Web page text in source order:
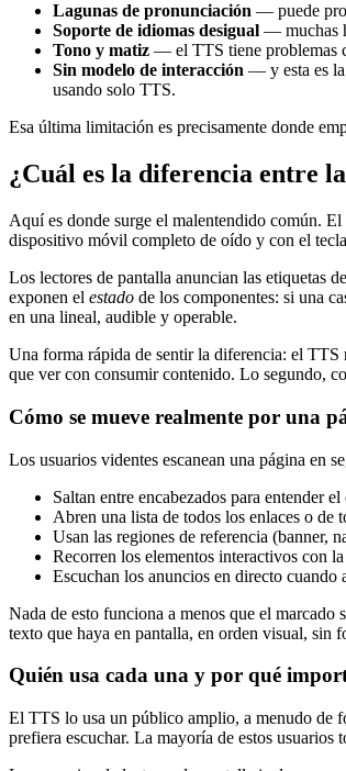
Lagunas de pronunciación — puede
Soporte de idiomas desigual — muchas
Tono y matiz — el TTS tiene problemas
Sin modelo de interacción — y esta es la
usando solo TTS.
Esa última limitación es precisamente donde
¿Cuál es la diferencia entre
Aquí es donde surge el malentendido común.
dispositivo móvil completo de oído y con el
Los lectores de pantalla anuncian las etiquetas
exponen el estado de los componentes: si una
en una lineal, audible y operable.
Una forma rápida de sentir la diferencia: el TTS
que ver con consumir contenido. Lo segundo,
Cómo se mueve realmente por una
Los usuarios videntes escanean una página en
Saltan entre encabezados para entender
Abren una lista de todos los enlaces o de
Usan las regiones de referencia (banner,
Recorren los elementos interactivos con
Escuchan los anuncios en directo cuando
Nada de esto funciona a menos que el
texto que haya en pantalla, en orden visual, sin
Quién usa cada una y por qué
El TTS lo usa un público amplio, a menudo de
prefiera escuchar. La mayoría de estos